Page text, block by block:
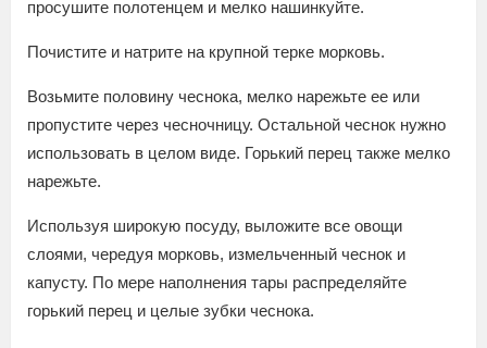
просушите полотенцем и мелко нашинкуйте.
Почистите и натрите на крупной терке морковь.
Возьмите половину чеснока, мелко нарежьте ее или
пропустите через чесночницу. Остальной чеснок нужно
использовать в целом виде. Горький перец также мелко
нарежьте.
Используя широкую посуду, выложите все овощи
слоями, чередуя морковь, измельченный чеснок и
капусту. По мере наполнения тары распределяйте
горький перец и целые зубки чеснока.